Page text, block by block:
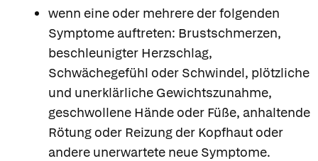
wenn eine oder mehrere der folgenden
Symptome auftreten: Brustschmerzen,
beschleunigter Herzschlag,
Schwächegefühl oder Schwindel, plötzliche
und unerklärliche Gewichtszunahme,
geschwollene Hände oder Füße, anhaltende
Rötung oder Reizung der Kopfhaut oder
andere unerwartete neue Symptome.